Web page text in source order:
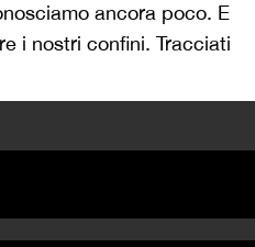
ancora poco. E
i nostri confini. Tracciati